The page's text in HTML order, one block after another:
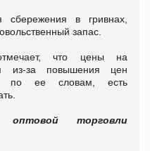
в гривнах,
запас.
что цены на
из-за повышения цен
по ее словам, есть
торговли